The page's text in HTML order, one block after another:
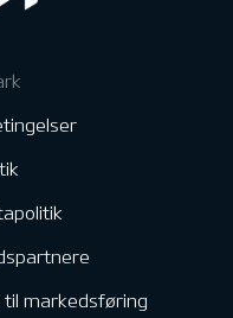
til markedsføring